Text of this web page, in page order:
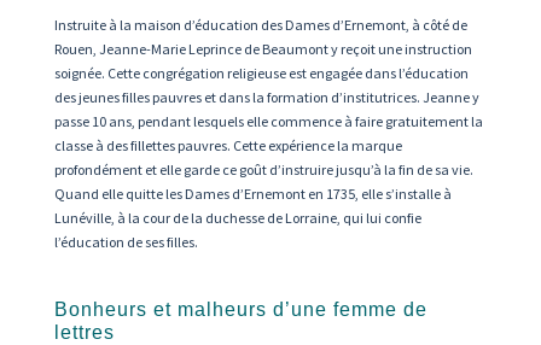
Instruite à la maison d’éducation des Dames d’Ernemont, à côté de
Rouen, Jeanne-Marie Leprince de Beaumont y reçoit une instruction
soignée. Cette congrégation religieuse est engagée dans l’éducation
des jeunes filles pauvres et dans la formation d’institutrices. Jeanne y
passe 10 ans, pendant lesquels elle commence à faire gratuitement la
classe à des fillettes pauvres. Cette expérience la marque
profondément et elle garde ce goût d’instruire jusqu’à la fin de sa vie.
Quand elle quitte les Dames d’Ernemont en 1735, elle s’installe à
Lunéville, à la cour de la duchesse de Lorraine, qui lui confie
l’éducation de ses filles.
Bonheurs et malheurs d’une femme de
lettres